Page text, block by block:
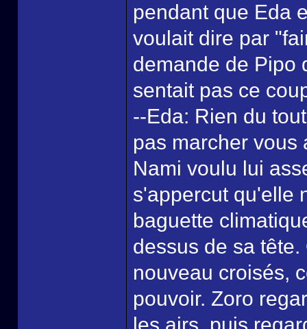
pendant que Eda
voulait dire par
demande de Pipo
sentait pas ce
--Eda: Rien du
pas marcher vous
Nami voulu lui
s'appercut qu'elle
baguette
dessus de sa
nouveau croisés,
pouvoir. Zoro